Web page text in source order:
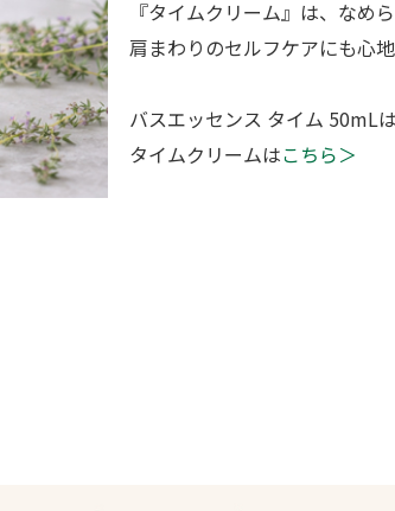
『タイムクリーム』は、なめ
肩まわりのセルフケアにも心
バスエッセンス タイム 50mL
タイムクリームはこちら＞